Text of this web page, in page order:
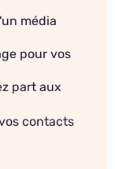
média
pour vos
part aux
contacts